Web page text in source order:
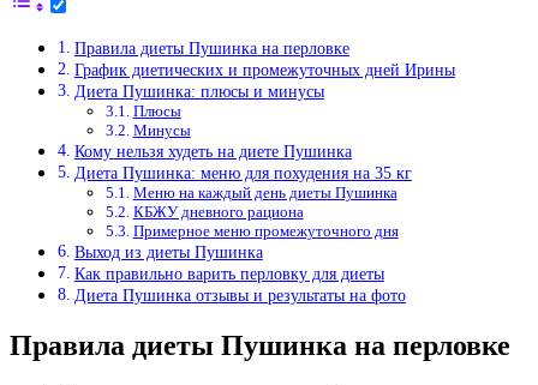
Правила диеты Пушинка на перловке
График диетических и промежуточных дней Ирины
Диета Пушинка: плюсы и минусы
Плюсы
Минусы
Кому нельзя худеть на диете Пушинка
Диета Пушинка: меню для похудения на 35 кг
Меню на каждый день диеты Пушинка
КБЖУ дневного рациона
Примерное меню промежуточного дня
Выход из диеты Пушинка
Как правильно варить перловку для диеты
Диета Пушинка отзывы и результаты на фото
Правила диеты Пушинка на перловке